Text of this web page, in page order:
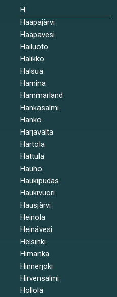
H
Haapajärvi
Haapavesi
Hailuoto
Halikko
Halsua
Hamina
Hammarland
Hankasalmi
Hanko
Harjavalta
Hartola
Hattula
Hauho
Haukipudas
Haukivuori
Hausjärvi
Heinola
Heinävesi
Helsinki
Himanka
Hinnerjoki
Hirvensalmi
Hollola